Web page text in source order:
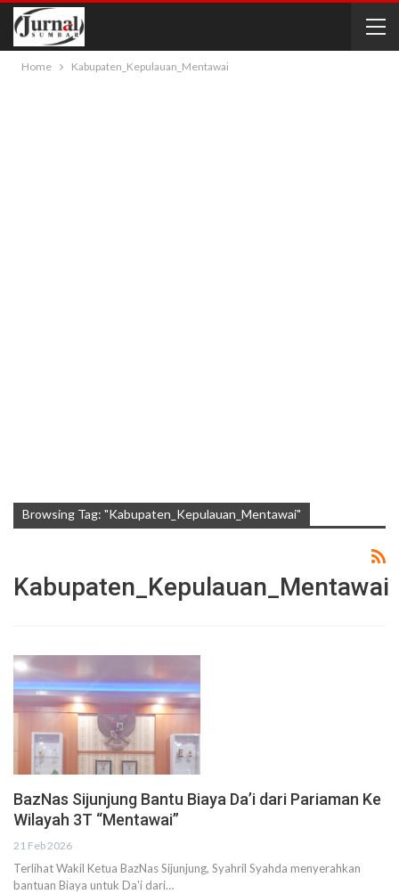
Home Kabupaten_Kepulauan_Mentawai
Browsing Tag: "Kabupaten_Kepulauan_Mentawai"
Kabupaten_Kepulauan_Mentawai
BazNas Sijunjung Bantu Biaya Da’i dari Pariaman Ke
Wilayah 3T “Mentawai”
21 Feb 2026
Terlihat Wakil Ketua BazNas Sijunjung, Syahril Syahda menyerahkan
bantuan Biaya untuk Da'i dari…